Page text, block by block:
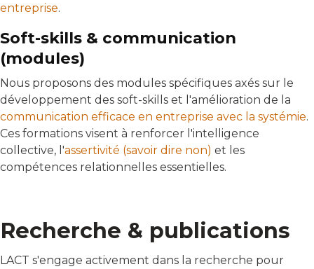
entreprise.
Soft-skills & communication
(modules)
Nous proposons des modules spécifiques axés sur le
développement des soft-skills et l'amélioration de la
communication efficace en entreprise avec la systémie.
Ces formations visent à renforcer l'intelligence
collective, l'assertivité (savoir dire non) et les
compétences relationnelles essentielles.
Recherche & publications
LACT s'engage activement dans la recherche pour